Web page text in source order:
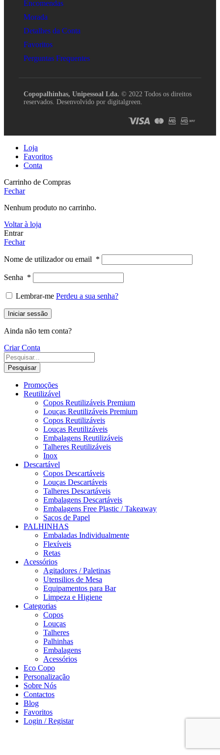
Encomendas
Morada
Detalhes da Conta
Favoritos
Perguntas Frequentes
Copopalhinhas, Unipessoal Lda. © 2022 Todos os direitos
reservados. Desenvolvido por digitalgreen.
Loja
Favoritos
Conta
Carrinho de Compras
Fechar
Nenhum produto no carrinho.
Voltar à loja
Entrar
Fechar
Nome de utilizador ou email *
Senha *
Lembrar-me Perdeu a sua senha?
Iniciar sessão
Ainda não tem conta?
Criar Conta
Pesquisar
Promoções
Reutilizável
Copos Reutilizáveis Premium
Louças Reutilizáveis Premium
Copos Reutilizáveis
Louças Reutilizáveis
Embalagens Reutilizáveis
Talheres Reutilizáveis
Inox
Descartável
Copos Descartáveis
Louças Descartáveis
Talheres Descartáveis
Embalagens Descartáveis
Embalagens Free Plastic / Takeaway
Sacos de Papel
PALHINHAS
Embaladas Individualmente
Flexíveis
Retas
Acessórios
Agitadores / Paletinas
Utensilios de Mesa
Equipamentos para Bar
Limpeza e Higiene
Categorias
Copos
Louças
Talheres
Palhinhas
Embalagens
Acessórios
Eco Copo
Personalização
Sobre Nós
Contactos
Blog
Favoritos
Login / Registar